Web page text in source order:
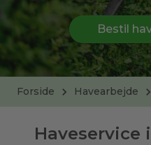
Bestil
Forside Havearbejde
Haveservice